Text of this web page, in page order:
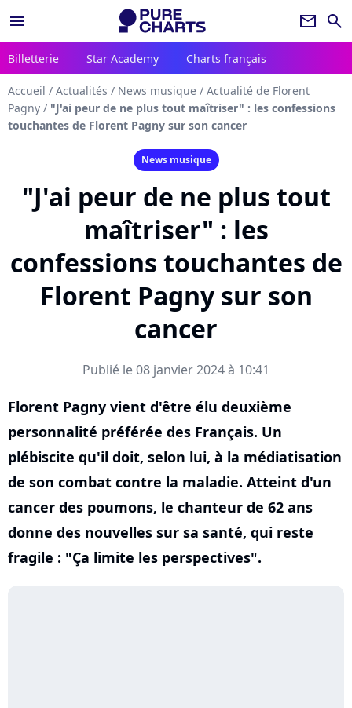
menu newsletter search
Billetterie Star Academy Charts français
Accueil / Actualités / News musique / Actualité de Florent
Pagny / "J'ai peur de ne plus tout maîtriser" : les confessions
touchantes de Florent Pagny sur son cancer
News musique
"J'ai peur de ne plus tout
maîtriser" : les
confessions touchantes de
Florent Pagny sur son
cancer
Publié le 08 janvier 2024 à 10:41
Florent Pagny vient d'être élu deuxième
personnalité préférée des Français. Un
plébiscite qu'il doit, selon lui, à la médiatisation
de son combat contre la maladie. Atteint d'un
cancer des poumons, le chanteur de 62 ans
donne des nouvelles sur sa santé, qui reste
fragile : "Ça limite les perspectives".